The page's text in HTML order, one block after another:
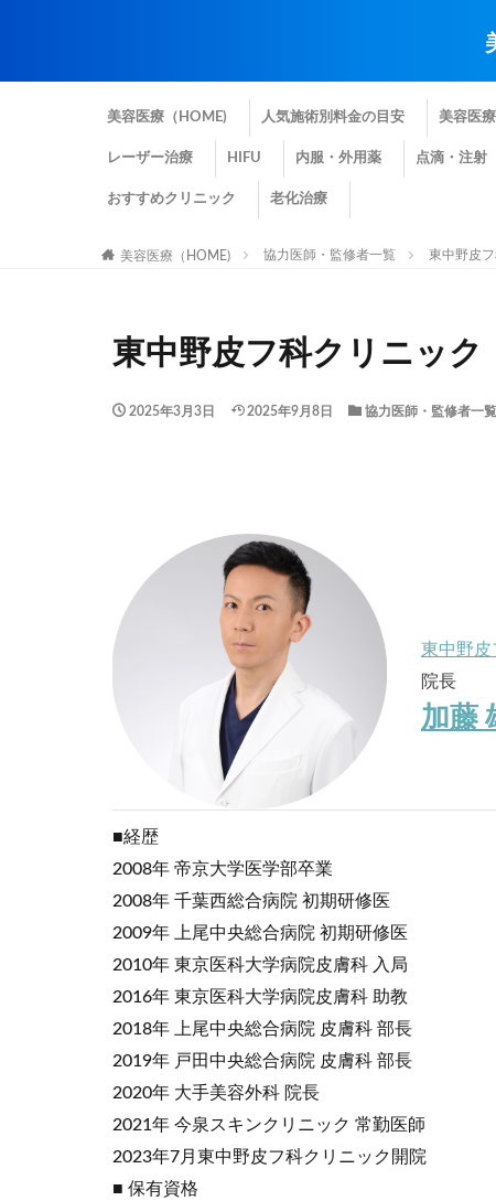
美容医療（HOME) 人気施術別料金の目安 美容医
レーザー治療 HIFU 内服・外用薬 点滴・注射
おすすめクリニック 老化治療
美容医療（HOME) 協力医師・監修者一覧 東中野皮
東中野皮フ科クリニッ
2025年3月3日 2025年9月8日 協力医師・監修者一覧
東中野皮
院長
加藤
■経歴
2008年 帝京大学医学部卒業
2008年 千葉西総合病院 初期研修医
2009年 上尾中央総合病院 初期研修医
2010年 東京医科大学病院皮膚科 入局
2016年 東京医科大学病院皮膚科 助教
2018年 上尾中央総合病院 皮膚科 部長
2019年 戸田中央総合病院 皮膚科 部長
2020年 大手美容外科 院長
2021年 今泉スキンクリニック 常勤医師
2023年7月東中野皮フ科クリニック開院
■ 保有資格